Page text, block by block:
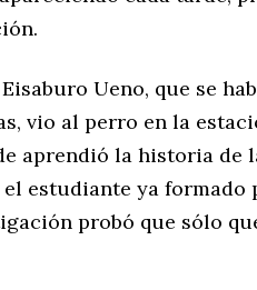
Ueno, que se
vio al perro en la
aprendió la historia de
estudiante ya formado
probó que sólo